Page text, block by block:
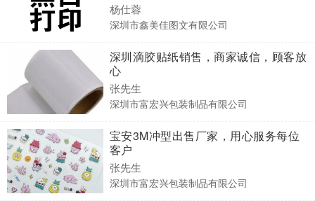
杨仕蓉
深圳市鑫美佳图文有限公司
深圳滴胶贴纸销售，商家诚信，顾客放
心
张先生
深圳市富宏兴包装制品有限公司
宝安3M冲型出售厂家，用心服务每位
客户
张先生
深圳市富宏兴包装制品有限公司